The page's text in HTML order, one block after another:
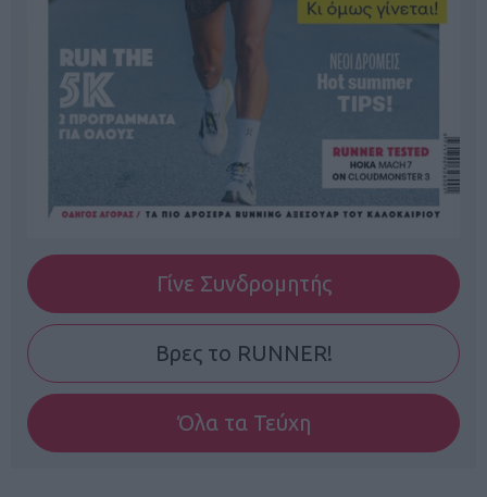
Γίνε Συνδρομητής
Βρες το RUNNER!
Όλα τα Τεύχη